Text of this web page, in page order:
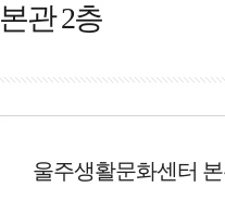
본관 2층
울주생활문화센터